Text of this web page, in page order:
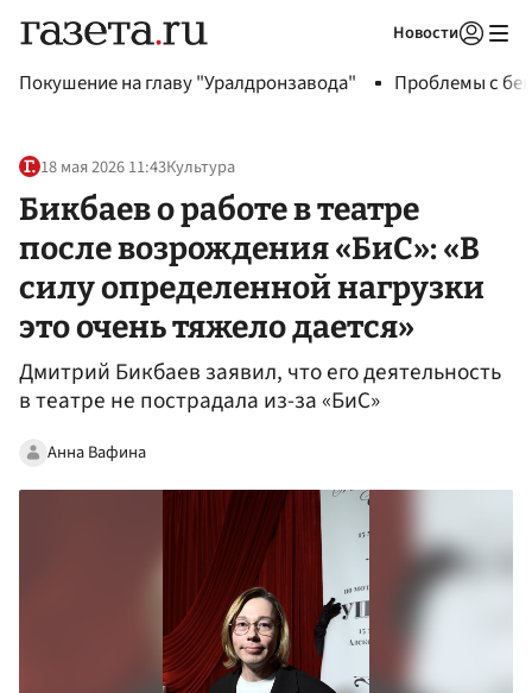
Новости
Покушение на главу "Уралдронзавода" Проблемы с
18 мая 2026 11:43Культура
Бикбаев о работе в театре
после возрождения «БиС»: «В
силу определенной нагрузки
это очень тяжело дается»
Дмитрий Бикбаев заявил, что его деятельность
в театре не пострадала из-за «БиС»
Анна Вафина